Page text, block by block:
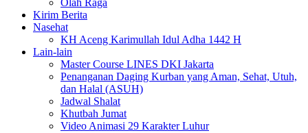
Olah Raga
Kirim Berita
Nasehat
KH Aceng Karimullah Idul Adha 1442 H
Lain-lain
Master Course LINES DKI Jakarta
Penanganan Daging Kurban yang Aman, Sehat, Utuh,
dan Halal (ASUH)
Jadwal Shalat
Khutbah Jumat
Video Animasi 29 Karakter Luhur